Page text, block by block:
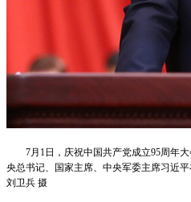
7月1日，庆祝中国共产党成立95周年大
央总书记、国家主席、中央军委主席习近
刘卫兵 摄